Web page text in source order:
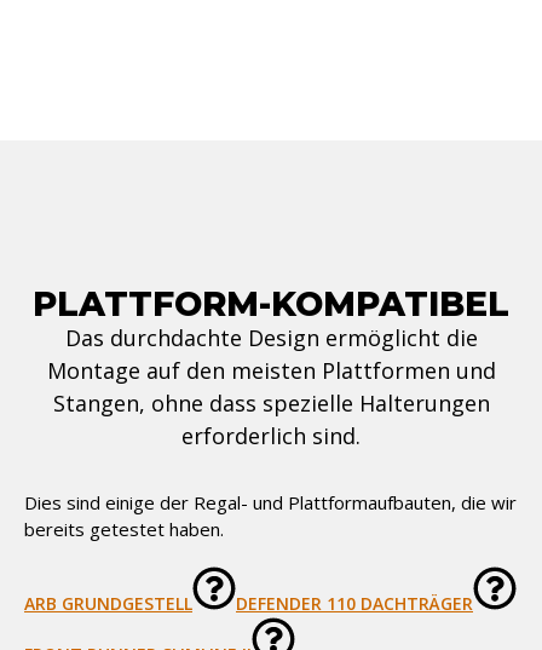
PLATTFORM-KOMPATIBEL
Das durchdachte Design ermöglicht die
Montage auf den meisten Plattformen und
Stangen, ohne dass spezielle Halterungen
erforderlich sind.
Dies sind einige der Regal- und Plattformaufbauten, die wir
bereits getestet haben.
ARB GRUNDGESTELL DEFENDER 110 DACHTRÄGER